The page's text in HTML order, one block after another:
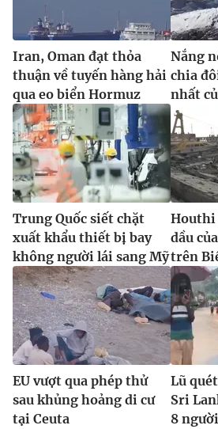
Iran, Oman đạt thỏa
thuận về tuyến hàng hải
qua eo biển Hormuz
Nắng
chia
nhất
Trung Quốc siết chặt
xuất khẩu thiết bị bay
không người lái sang Mỹ
Houthi
dầu
trên
EU vượt qua phép thử
sau khủng hoảng di cư
tại Ceuta
Lũ
Sri
8